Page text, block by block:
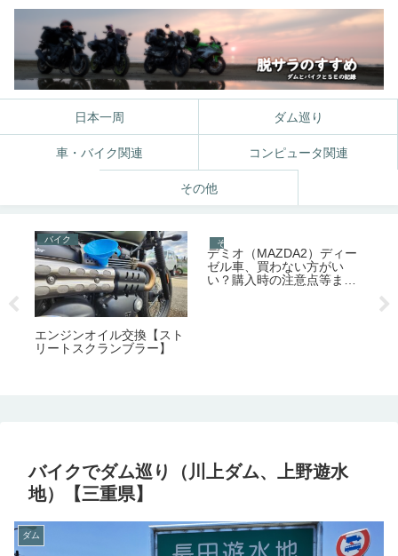
日本一周 ダム巡り
車・バイク関連 コンピュータ関連
その他
バイク
エンジンオイル交換【スト
リートスクランブラー】
その他
デミオ（MAZDA2）ディー
ゼル車、買わない方がい
い？購入時の注意点等まと
バイクでダム巡り（川上ダム、上野遊水
地）【三重県】
ダム